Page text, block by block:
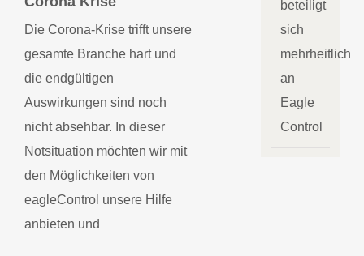
Die Corona-Krise trifft unsere
gesamte Branche hart und
die endgültigen
Auswirkungen sind noch
nicht absehbar. In dieser
Notsituation möchten wir mit
den Möglichkeiten von
eagleControl unsere Hilfe
anbieten und
beteiligt
sich
mehrheitlich
an
Eagle
Control